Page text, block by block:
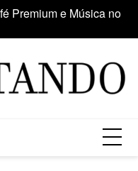
participa da Feira